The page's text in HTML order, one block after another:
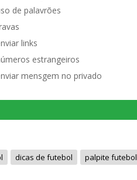
de palavrões
links
estrangeiros
mensgem no privado
dicas de futebol palpite futebol